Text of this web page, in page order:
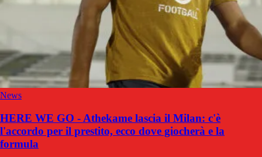
News
HERE WE GO - Athekame lascia il Milan: c'è
l'accordo per il prestito, ecco dove giocherà e la
formula